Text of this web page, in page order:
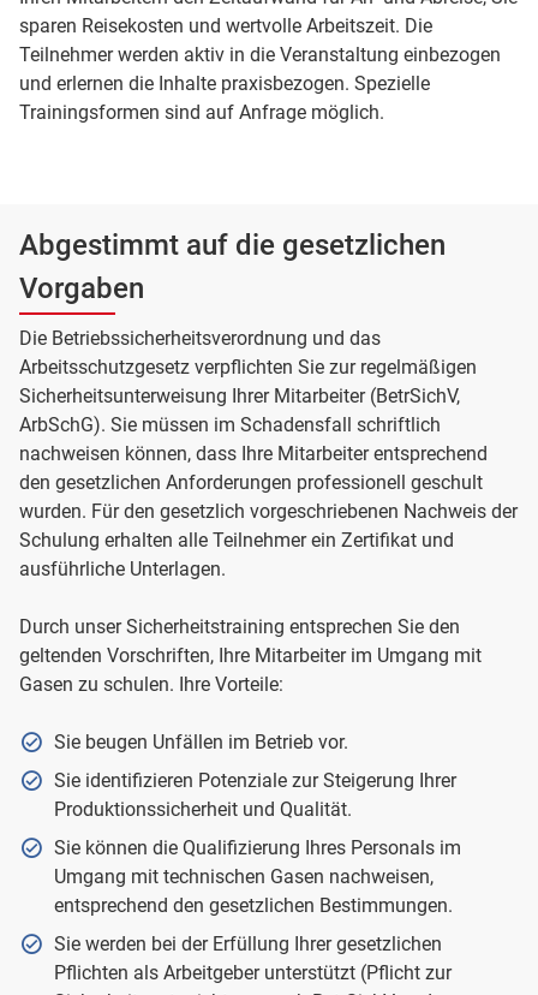
sparen Reisekosten und wertvolle Arbeitszeit. Die
Teilnehmer werden aktiv in die Veranstaltung einbezogen
und erlernen die Inhalte praxisbezogen. Spezielle
Trainingsformen sind auf Anfrage möglich.
Abgestimmt auf die gesetzlichen
Vorgaben
Die Betriebssicherheitsverordnung und das
Arbeitsschutzgesetz verpflichten Sie zur regelmäßigen
Sicherheitsunterweisung Ihrer Mitarbeiter (BetrSichV,
ArbSchG). Sie müssen im Schadensfall schriftlich
nachweisen können, dass Ihre Mitarbeiter entsprechend
den gesetzlichen Anforderungen professionell geschult
wurden. Für den gesetzlich vorgeschriebenen Nachweis der
Schulung erhalten alle Teilnehmer ein Zertifikat und
ausführliche Unterlagen.
Durch unser Sicherheitstraining entsprechen Sie den
geltenden Vorschriften, Ihre Mitarbeiter im Umgang mit
Gasen zu schulen. Ihre Vorteile:
Sie beugen Unfällen im Betrieb vor.
Sie identifizieren Potenziale zur Steigerung Ihrer
Produktionssicherheit und Qualität.
Sie können die Qualifizierung Ihres Personals im
Umgang mit technischen Gasen nachweisen,
entsprechend den gesetzlichen Bestimmungen.
Sie werden bei der Erfüllung Ihrer gesetzlichen
Pflichten als Arbeitgeber unterstützt (Pflicht zur